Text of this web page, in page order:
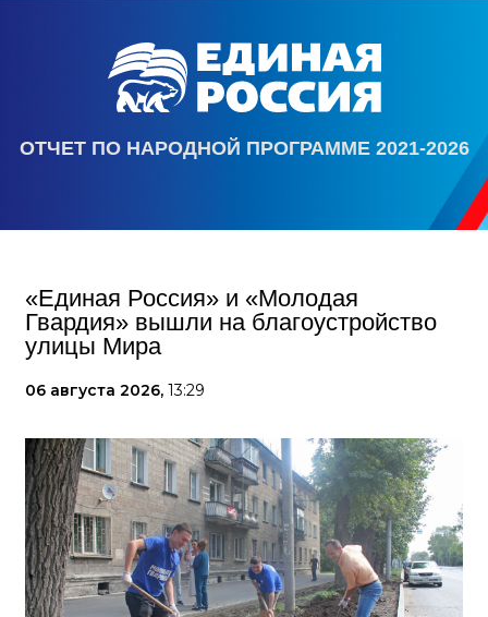
ОТЧЕТ ПО НАРОДНОЙ ПРОГРАММЕ 2021-2026
«Единая Россия» и «Молодая
Гвардия» вышли на благоустройство
улицы Мира
06 августа 2026, 13:29